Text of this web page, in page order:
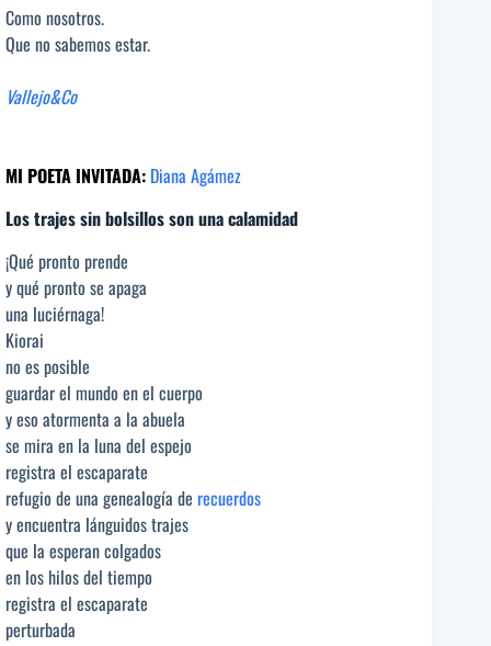
Como nosotros.
Que no sabemos estar.
Vallejo&Co
MI POETA INVITADA: Diana Agámez
Los trajes sin bolsillos son una calamidad
¡Qué pronto prende
y qué pronto se apaga
una luciérnaga!
Kiorai
no es posible
guardar el mundo en el cuerpo
y eso atormenta a la abuela
se mira en la luna del espejo
registra el escaparate
refugio de una genealogía de recuerdos
y encuentra lánguidos trajes
que la esperan colgados
en los hilos del tiempo
registra el escaparate
perturbada